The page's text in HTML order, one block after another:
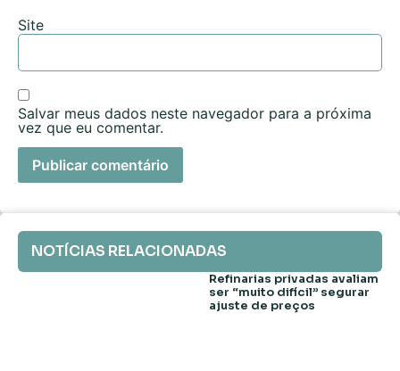
Site
Salvar meus dados neste navegador para a próxima
vez que eu comentar.
NOTÍCIAS RELACIONADAS
Refinarias privadas avaliam
ser “muito difícil” segurar
ajuste de preços